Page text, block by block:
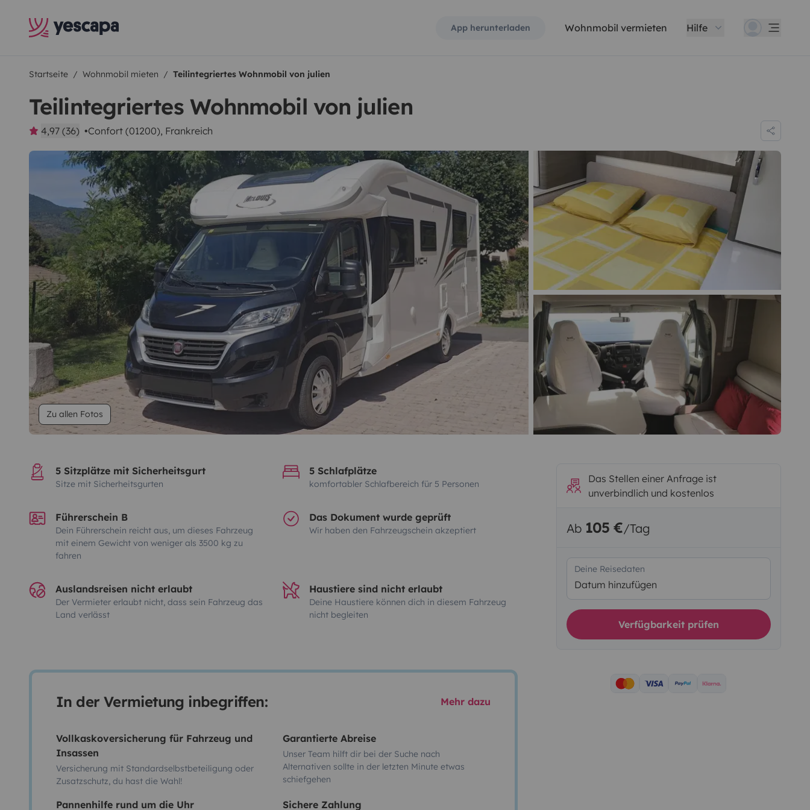
App herunterladen Wohnmobil vermieten Hilfe
Startseite Wohnmobil mieten Teilintegriertes Wohnmobil von julien
Teilintegriertes Wohnmobil von julien
4,97 (36) Confort (01200), Frankreich
Zu allen Fotos
5 Sitzplätze mit Sicherheitsgurt
Sitze mit Sicherheitsgurten
5 Schlafplätze
komfortabler Schlafbereich für 5 Personen
Führerschein B
Dein Führerschein reicht aus, um dieses Fahrzeug
mit einem Gewicht von weniger als 3500 kg zu
fahren
Das Dokument wurde geprüft
Wir haben den Fahrzeugschein akzeptiert
Auslandsreisen nicht erlaubt
Der Vermieter erlaubt nicht, dass sein Fahrzeug das
Land verlässt
Haustiere sind nicht erlaubt
Deine Haustiere können dich in diesem Fahrzeug
nicht begleiten
In der Vermietung inbegriffen: Mehr dazu
Vollkaskoversicherung für Fahrzeug und
Insassen
Versicherung mit Standardselbstbeteiligung oder
Zusatzschutz, du hast die Wahl!
Garantierte Abreise
Unser Team hilft dir bei der Suche nach
Alternativen sollte in der letzten Minute etwas
schiefgehen
Pannenhilfe rund um die Uhr Sichere Zahlung
Das Stellen einer Anfrage ist
unverbindlich und kostenlos
Ab 105 €/Tag
Deine Reisedaten
Datum hinzufügen
Verfügbarkeit prüfen